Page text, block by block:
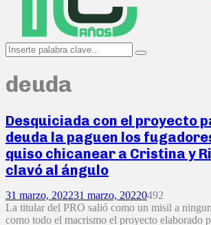
Search
for:
Search
deuda
Desquiciada con el proyecto
deuda la paguen los
quiso chicanear a Cristina y
clavó al ángulo
31 marzo, 202231 marzo, 20220492
La titular del PRO salió como un misil a
como todo el macrismo el proyecto elaborado